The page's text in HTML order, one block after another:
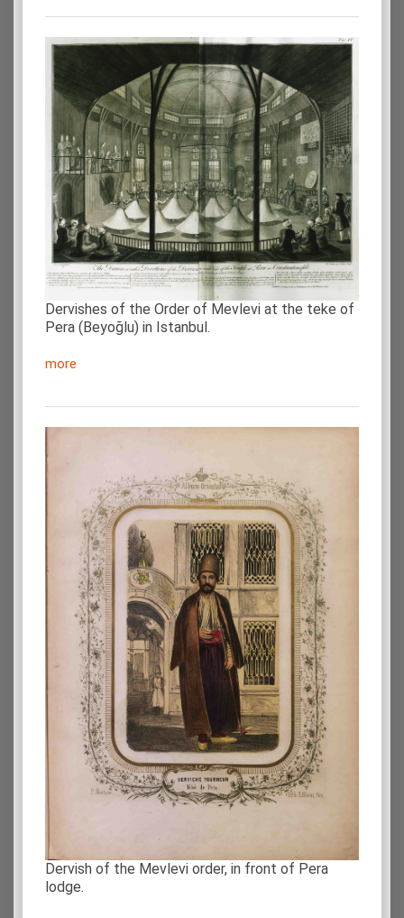
Dervishes of the Order of Mevlevi at the teke of
Pera (Beyoğlu) in Istanbul.
more
Dervish of the Mevlevi order, in front of Pera
lodge.